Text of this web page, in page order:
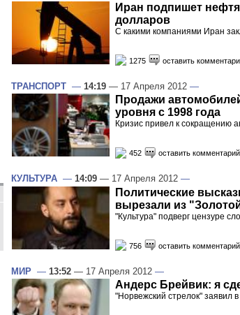
Иран подпишет
долларов
С какими компаниями Иран
1275 оставить
ТРАНСПОРТ — 14:19 — 17 Апреля 2012 —
Продажи
уровня с 1998 года
Кризис привел к сокращению
452 оставить комментарий
КУЛЬТУРА — 14:09 — 17 Апреля 2012 —
Политические
вырезали из
"Культура" подверг цензуре
756 оставить комментарий
МИР — 13:52 — 17 Апреля 2012 —
Андерс Брейвик: я
"Норвежский стрелок" заявил